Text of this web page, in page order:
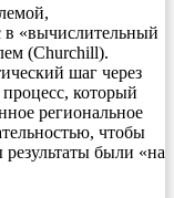
в «вычислительный
(Churchill).
шаг через
который
региональное
чтобы
были «на